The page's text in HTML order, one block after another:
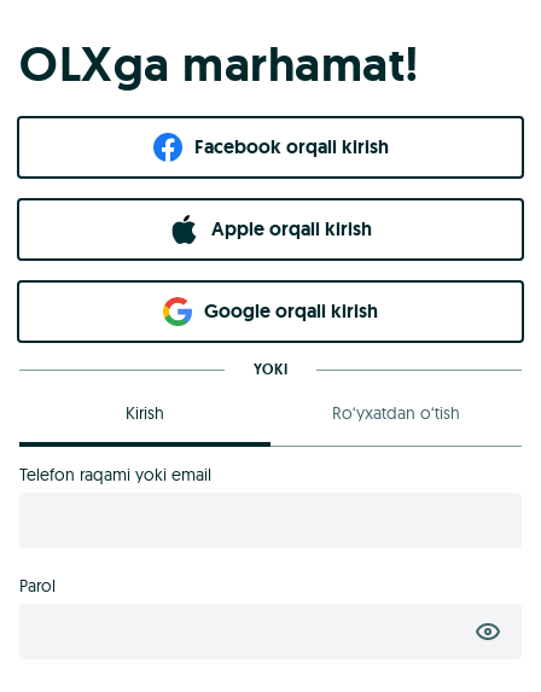
OLXga marhamat!
Facebook orqali kirish​
Apple orqali kirish
Goo​g​le orqali kirish
YOKI
Kirish Ro‘yxatdan o‘tish
Telefon raqami yoki email
Parol